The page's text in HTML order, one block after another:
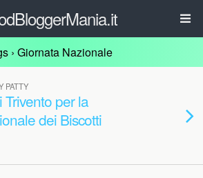
› Giornata Nazionale
PATTY
per la
dei Biscotti